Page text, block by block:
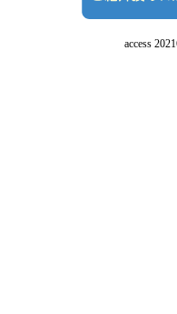
access